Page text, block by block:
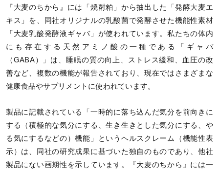
『大麦のちから』には「焼酎粕」から抽出した「発酵大麦エ
キス」を、同社オリジナルの乳酸菌で発酵させた機能性素材
「大麦乳酸発酵液ギャバ」が使われています。私たちの体内
にも存在する天然アミノ酸の一種である「ギャバ
（GABA）」は、睡眠の質の向上、ストレス緩和、血圧の改
善など、複数の機能が報告されており、現在ではさまざまな
健康食品やサプリメントに使われています。
製品に記載されている「一時的に落ち込んだ気分を前向きに
する（積極的な気分にする、生き生きとした気分にする、や
る気にするなどの）機能」というヘルスクレーム（機能性表
示）は、同社の研究成果に基づいた独自のものであり、他社
製品にない画期性を示しています。『大麦のちから』には一